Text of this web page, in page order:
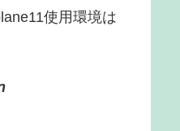
使用環境は